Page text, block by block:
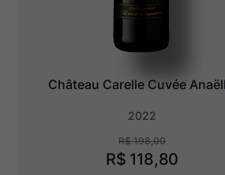
Château Carelle Cuvée
2022
R$ 198,00
R$ 118,80